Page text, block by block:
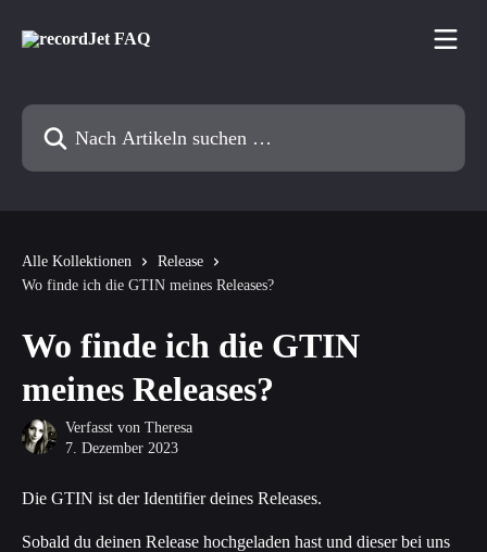
Nach Artikeln suchen …
Alle Kollektionen
Release
Wo finde ich die GTIN meines Releases?
Wo finde ich die GTIN
meines Releases?
Verfasst von Theresa
7. Dezember 2023
Die GTIN ist der Identifier deines Releases.
Sobald du deinen Release hochgeladen hast und dieser bei uns